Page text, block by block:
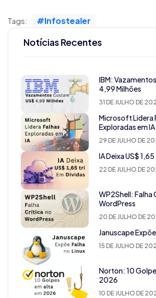
Tags: #Infostealer
Notícias Recentes
IBM:
4,99 Milhões
31 DE JULHO DE
Microsoft Lidera
Exploradas em IA
29 DE JULHO DE
IA Deixa US$
22 DE JULHO DE
WP2Shell: Falha
WordPress
20 DE JULHO DE
Januscape
15 DE JULHO DE
Norton: 10
2026
10 DE JULHO DE